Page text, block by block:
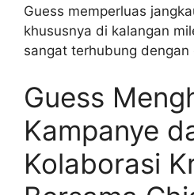
Guess memperluas
khususnya di kalangan
sangat terhubung
Guess
Kampanye
Kolaborasi